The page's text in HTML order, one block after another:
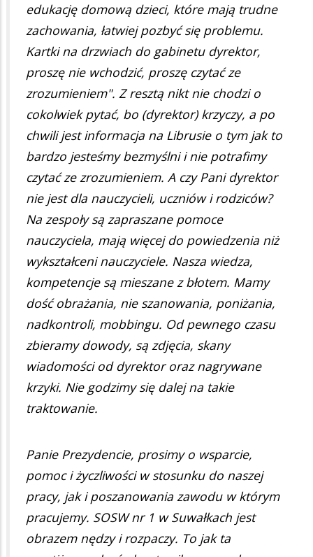
edukację domową dzieci, które mają trudne
zachowania, łatwiej pozbyć się problemu.
Kartki na drzwiach do gabinetu dyrektor,
proszę nie wchodzić, proszę czytać ze
zrozumieniem". Z resztą nikt nie chodzi o
cokolwiek pytać, bo (dyrektor) krzyczy, a po
chwili jest informacja na Librusie o tym jak to
bardzo jesteśmy bezmyślni i nie potrafimy
czytać ze zrozumieniem. A czy Pani dyrektor
nie jest dla nauczycieli, uczniów i rodziców?
Na zespoły są zapraszane pomoce
nauczyciela, mają więcej do powiedzenia niż
wykształceni nauczyciele. Nasza wiedza,
kompetencje są mieszane z błotem. Mamy
dość obrażania, nie szanowania, poniżania,
nadkontroli, mobbingu. Od pewnego czasu
zbieramy dowody, są zdjęcia, skany
wiadomości od dyrektor oraz nagrywane
krzyki. Nie godzimy się dalej na takie
traktowanie.
Panie Prezydencie, prosimy o wsparcie,
pomoc i życzliwości w stosunku do naszej
pracy, jak i poszanowania zawodu w którym
pracujemy. SOSW nr 1 w Suwałkach jest
obrazem nędzy i rozpaczy. To jak ta